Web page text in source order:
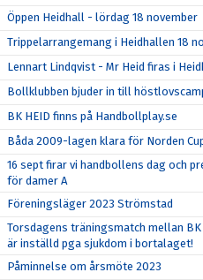
Öppen Heidhall - lördag 18 november
Trippelarrangemang i Heidhallen 18
Lennart Lindqvist - Mr Heid firas i
Bollklubben bjuder in till
BK HEID finns på Handbollplay.se
Båda 2009-lagen klara för Norden
16 sept firar vi handbollens dag och
för damer A
Föreningsläger 2023 Strömstad
Torsdagens träningsmatch mellan
är inställd pga sjukdom i bortalaget!
Påminnelse om årsmöte 2023